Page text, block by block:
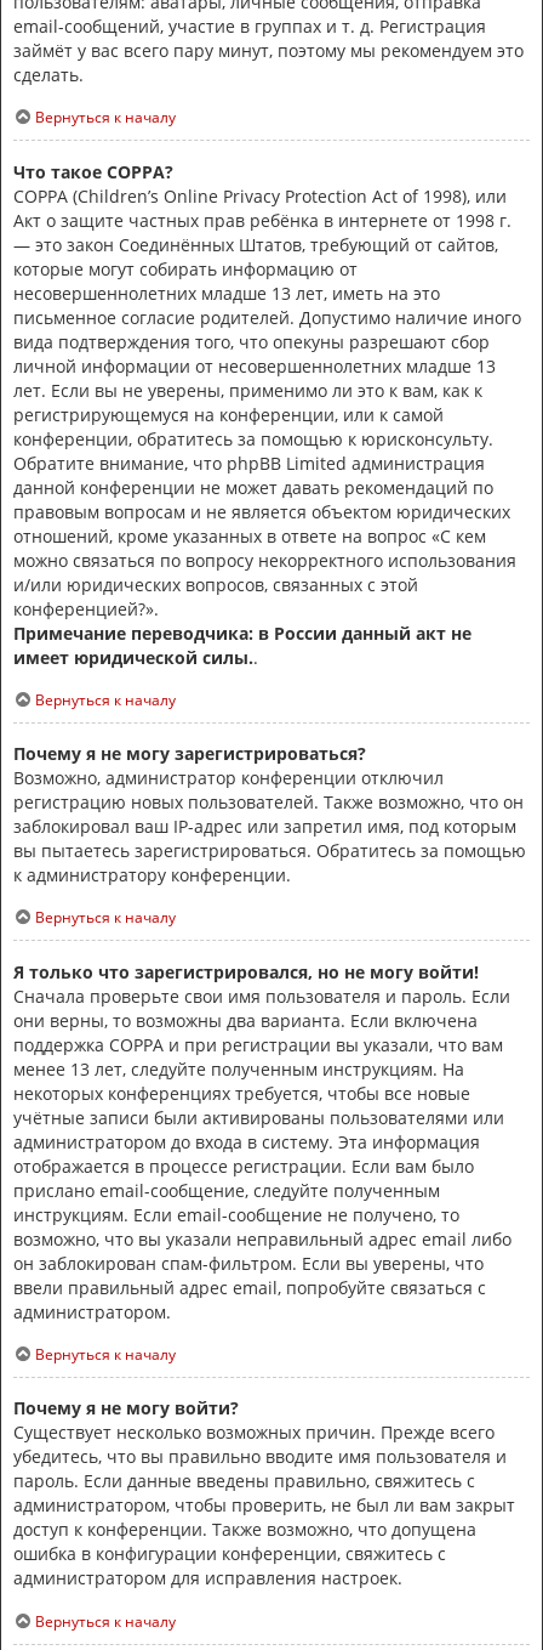
email-сообщений, участие в группах и т. д. Регистрация
займёт у вас всего пару минут, поэтому мы рекомендуем это
сделать.
Вернуться к началу
Что такое COPPA?
COPPA (Children’s Online Privacy Protection Act of 1998), или
Акт о защите частных прав ребёнка в интернете от 1998 г.
— это закон Соединённых Штатов, требующий от сайтов,
которые могут собирать информацию от
несовершеннолетних младше 13 лет, иметь на это
письменное согласие родителей. Допустимо наличие иного
вида подтверждения того, что опекуны разрешают сбор
личной информации от несовершеннолетних младше 13
лет. Если вы не уверены, применимо ли это к вам, как к
регистрирующемуся на конференции, или к самой
конференции, обратитесь за помощью к юрисконсульту.
Обратите внимание, что phpBB Limited администрация
данной конференции не может давать рекомендаций по
правовым вопросам и не является объектом юридических
отношений, кроме указанных в ответе на вопрос «С кем
можно связаться по вопросу некорректного использования
и/или юридических вопросов, связанных с этой
конференцией?».
Примечание переводчика: в России данный акт не
имеет юридической силы..
Вернуться к началу
Почему я не могу зарегистрироваться?
Возможно, администратор конференции отключил
регистрацию новых пользователей. Также возможно, что он
заблокировал ваш IP-адрес или запретил имя, под которым
вы пытаетесь зарегистрироваться. Обратитесь за помощью
к администратору конференции.
Вернуться к началу
Я только что зарегистрировался, но не могу войти!
Сначала проверьте свои имя пользователя и пароль. Если
они верны, то возможны два варианта. Если включена
поддержка COPPA и при регистрации вы указали, что вам
менее 13 лет, следуйте полученным инструкциям. На
некоторых конференциях требуется, чтобы все новые
учётные записи были активированы пользователями или
администратором до входа в систему. Эта информация
отображается в процессе регистрации. Если вам было
прислано email-сообщение, следуйте полученным
инструкциям. Если email-сообщение не получено, то
возможно, что вы указали неправильный адрес email либо
он заблокирован спам-фильтром. Если вы уверены, что
ввели правильный адрес email, попробуйте связаться с
администратором.
Вернуться к началу
Почему я не могу войти?
Существует несколько возможных причин. Прежде всего
убедитесь, что вы правильно вводите имя пользователя и
пароль. Если данные введены правильно, свяжитесь с
администратором, чтобы проверить, не был ли вам закрыт
доступ к конференции. Также возможно, что допущена
ошибка в конфигурации конференции, свяжитесь с
администратором для исправления настроек.
Вернуться к началу